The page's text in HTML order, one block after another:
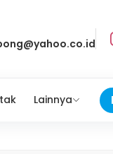
Lainnya